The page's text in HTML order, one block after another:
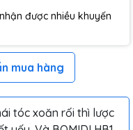
được nhiều khuyến
mua hàng
tóc xoăn rối thì lược